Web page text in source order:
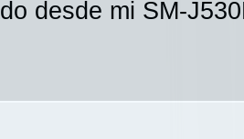
desde mi SM-